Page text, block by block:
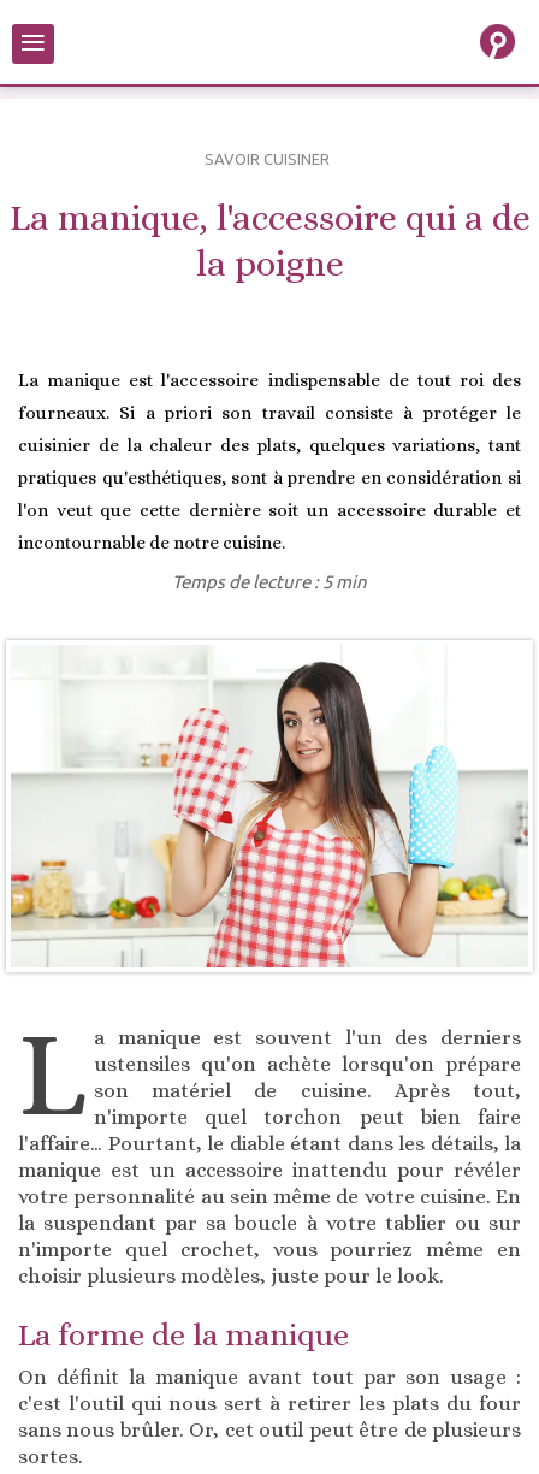
≡
SAVOIR CUISINER
La manique, l'accessoire qui a de
la poigne
La manique est l'accessoire indispensable de tout roi des
fourneaux. Si a priori son travail consiste à protéger le
cuisinier de la chaleur des plats, quelques variations, tant
pratiques qu'esthétiques, sont à prendre en considération si
l'on veut que cette dernière soit un accessoire durable et
incontournable de notre cuisine.
Temps de lecture : 5 min
L a manique est souvent l'un des derniers
ustensiles qu'on achète lorsqu'on prépare
son matériel de cuisine. Après tout,
n'importe quel torchon peut bien faire
l'affaire… Pourtant, le diable étant dans les détails, la
manique est un accessoire inattendu pour révéler
votre personnalité au sein même de votre cuisine. En
la suspendant par sa boucle à votre tablier ou sur
n'importe quel crochet, vous pourriez même en
choisir plusieurs modèles, juste pour le look.
La forme de la manique
On définit la manique avant tout par son usage :
c'est l'outil qui nous sert à retirer les plats du four
sans nous brûler. Or, cet outil peut être de plusieurs
sortes.